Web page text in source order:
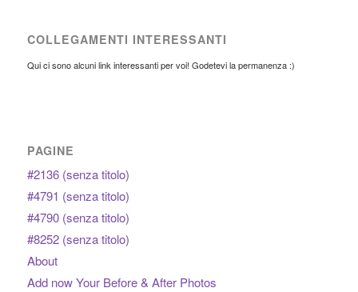
COLLEGAMENTI INTERESSANTI
Qui ci sono alcuni link interessanti per voi! Godetevi la permanenza :)
PAGINE
#2136 (senza titolo)
#4791 (senza titolo)
#4790 (senza titolo)
#8252 (senza titolo)
About
Add now Your Before & After Photos